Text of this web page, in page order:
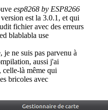
esp8268 by ESP8266
est la 3.0.1, et qui
fichier avec des erreurs
blablabla use
je ne suis pas parvenu à
aussi j'ai
celle-là même qui
bricoles avec